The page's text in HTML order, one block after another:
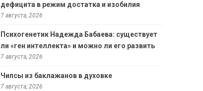
дефицита в режим достатка и изобилия
7 августа, 2026
Психогенетик Надежда Бабаева: существует
ли «ген интеллекта» и можно ли его развить
7 августа, 2026
Чипсы из баклажанов в духовке
7 августа, 2026